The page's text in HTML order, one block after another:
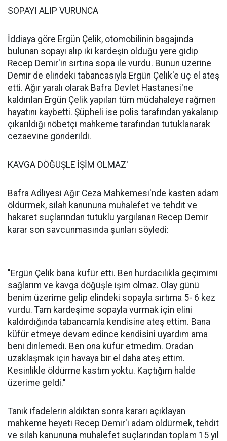
SOPAYI ALIP VURUNCA
İddiaya göre Ergün Çelik, otomobilinin bagajında
bulunan sopayı alıp iki kardeşin olduğu yere gidip
Recep Demir'in sırtına sopa ile vurdu. Bunun üzerine
Demir de elindeki tabancasıyla Ergün Çelik'e üç el ateş
etti. Ağır yaralı olarak Bafra Devlet Hastanesi'ne
kaldırılan Ergün Çelik yapılan tüm müdahaleye rağmen
hayatını kaybetti. Şüpheli ise polis tarafından yakalanıp
çıkarıldığı nöbetçi mahkeme tarafından tutuklanarak
cezaevine gönderildi.
KAVGA DÖĞÜŞLE İŞİM OLMAZ'
Bafra Adliyesi Ağır Ceza Mahkemesi'nde kasten adam
öldürmek, silah kanununa muhalefet ve tehdit ve
hakaret suçlarından tutuklu yargılanan Recep Demir
karar son savcunmasında şunları söyledi:
"Ergün Çelik bana küfür etti. Ben hurdacılıkla geçimimi
sağlarım ve kavga döğüşle işim olmaz. Olay günü
benim üzerime gelip elindeki sopayla sırtıma 5- 6 kez
vurdu. Tam kardeşime sopayla vurmak için elini
kaldırdığında tabancamla kendisine ateş ettim. Bana
küfür etmeye devam edince kendisini uyardım ama
beni dinlemedi. Ben ona küfür etmedim. Oradan
uzaklaşmak için havaya bir el daha ateş ettim.
Kesinlikle öldürme kastım yoktu. Kaçtığım halde
üzerime geldi."
Tanık ifadelerin aldıktan sonra kararı açıklayan
mahkeme heyeti Recep Demir'i adam öldürmek, tehdit
ve silah kanununa muhalefet suçlarından toplam 15 yıl